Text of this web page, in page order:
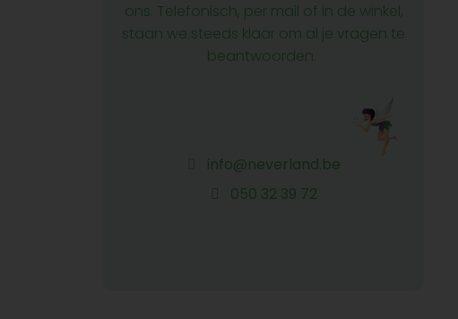
ons. Telefonisch, per mail of in de winkel,
staan we steeds klaar om al je vragen te
beantwoorden.
info@neverland.be
050 32 39 72